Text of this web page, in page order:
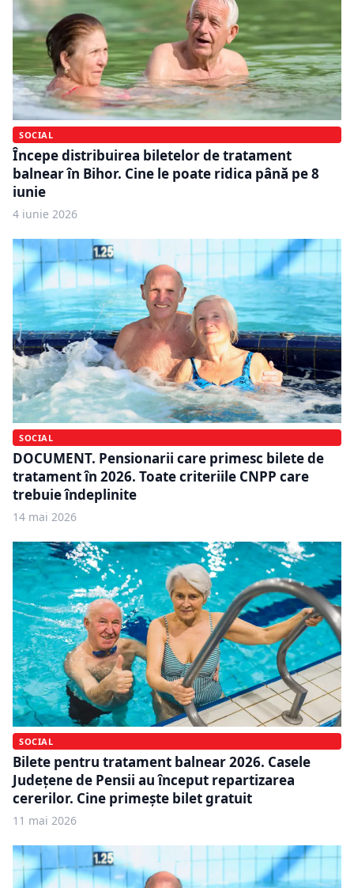
SOCIAL
Începe distribuirea biletelor de tratament
balnear în Bihor. Cine le poate ridica până pe 8
iunie
4 iunie 2026
SOCIAL
DOCUMENT. Pensionarii care primesc bilete de
tratament în 2026. Toate criteriile CNPP care
trebuie îndeplinite
14 mai 2026
SOCIAL
Bilete pentru tratament balnear 2026. Casele
Județene de Pensii au început repartizarea
cererilor. Cine primește bilet gratuit
11 mai 2026